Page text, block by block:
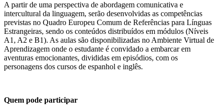
A partir de uma perspectiva de abordagem comunicativa e
intercultural da linguagem, serão desenvolvidas as competências
previstas no Quadro Europeu Comum de Referências para Línguas
Estrangeiras, sendo os conteúdos distribuídos em módulos (Níveis
A1, A2 e B1). As aulas são disponibilizadas no Ambiente Virtual de
Aprendizagem onde o estudante é convidado a embarcar em
aventuras emocionantes, divididas em episódios, com os
personagens dos cursos de espanhol e inglês.
Quem pode participar